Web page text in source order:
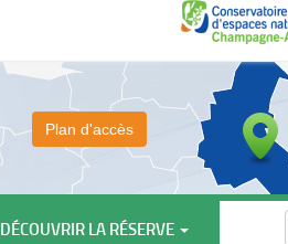
Plan d'accès
DÉCOUVRIR LA RÉSERVE